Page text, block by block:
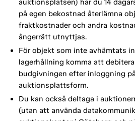
auktionsplatsen) har du 14
på egen bekostnad återlämna
fraktkostnader och andra
ångerrätt utnyttjas.
För objekt som inte avhämtats
lagerhållning komma att
budgivningen efter inloggning
auktionsplattsform.
Du kan också deltaga i
(utan att använda